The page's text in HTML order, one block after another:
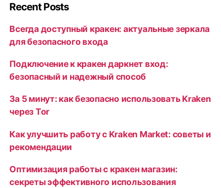
Recent Posts
Всегда доступный кракен: актуальные зеркала
для безопасного входа
Подключение к кракен даркнет вход:
безопасный и надежный способ
За 5 минут: как безопасно использовать Kraken
через Tor
Как улучшить работу с Kraken Market: советы и
рекомендации
Оптимизация работы с кракен магазин:
секреты эффективного использования